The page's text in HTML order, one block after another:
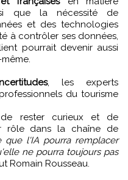
que la nécessité de
et des technologies
à contrôler ses données,
pourrait devenir aussi
, les experts
du tourisme
de rester curieux et de
rôle dans la chaîne de
l'IA pourra remplacer
ne pourra toujours pas
Romain Rousseau.